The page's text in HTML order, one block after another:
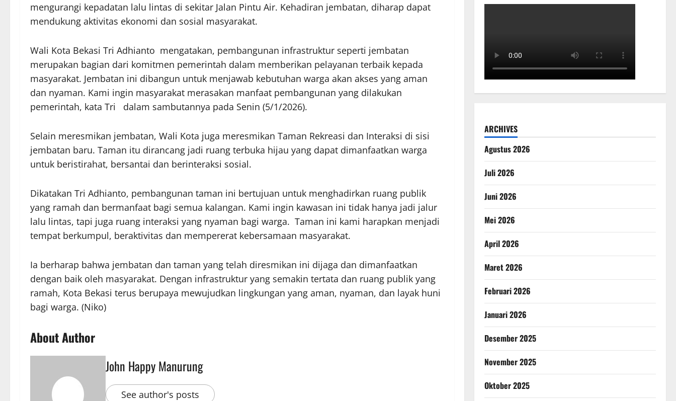
mengurangi kepadatan lalu lintas di sekitar Jalan Pintu Air. Kehadiran jembatan, diharap dapat
mendukung aktivitas ekonomi dan sosial masyarakat.
Wali Kota Bekasi Tri Adhianto mengatakan, pembangunan infrastruktur seperti jembatan
merupakan bagian dari komitmen pemerintah dalam memberikan pelayanan terbaik kepada
masyarakat. Jembatan ini dibangun untuk menjawab kebutuhan warga akan akses yang aman
dan nyaman. Kami ingin masyarakat merasakan manfaat pembangunan yang dilakukan
pemerintah, kata Tri dalam sambutannya pada Senin (5/1/2026).
Selain meresmikan jembatan, Wali Kota juga meresmikan Taman Rekreasi dan Interaksi di sisi
jembatan baru. Taman itu dirancang jadi ruang terbuka hijau yang dapat dimanfaatkan warga
untuk beristirahat, bersantai dan berinteraksi sosial.
Dikatakan Tri Adhianto, pembangunan taman ini bertujuan untuk menghadirkan ruang publik
yang ramah dan bermanfaat bagi semua kalangan. Kami ingin kawasan ini tidak hanya jadi jalur
lalu lintas, tapi juga ruang interaksi yang nyaman bagi warga. Taman ini kami harapkan menjadi
tempat berkumpul, beraktivitas dan mempererat kebersamaan masyarakat.
Ia berharap bahwa jembatan dan taman yang telah diresmikan ini dijaga dan dimanfaatkan
dengan baik oleh masyarakat. Dengan infrastruktur yang semakin tertata dan ruang publik yang
ramah, Kota Bekasi terus berupaya mewujudkan lingkungan yang aman, nyaman, dan layak huni
bagi warga. (Niko)
About Author
John Happy Manurung
See author's posts
ARCHIVES
Agustus 2026
Juli 2026
Juni 2026
Mei 2026
April 2026
Maret 2026
Februari 2026
Januari 2026
Desember 2025
November 2025
Oktober 2025